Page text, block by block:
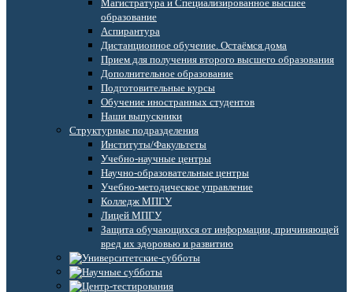
Магистратура и Специализированное высшее
образование
Аспирантура
Дистанционное обучение. Остаёмся дома
Прием для получения второго высшего образования
Дополнительное образование
Подготовительные курсы
Обучение иностранных студентов
Наши выпускники
Структурные подразделения
Институты/Факультеты
Учебно-научные центры
Научно-образовательные центры
Учебно-методическое управление
Колледж МПГУ
Лицей МПГУ
Защита обучающихся от информации, причиняющей
вред их здоровью и развитию